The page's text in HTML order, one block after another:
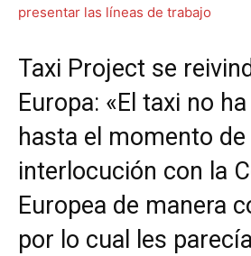
Taxi Project se
Europa: «El taxi no
hasta el momento de
interlocución con la
Europea de manera
por lo cual les